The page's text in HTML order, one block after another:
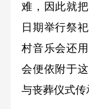
难，因此就
日期举行祭
村音乐会还
会便依附于
与丧葬仪式传